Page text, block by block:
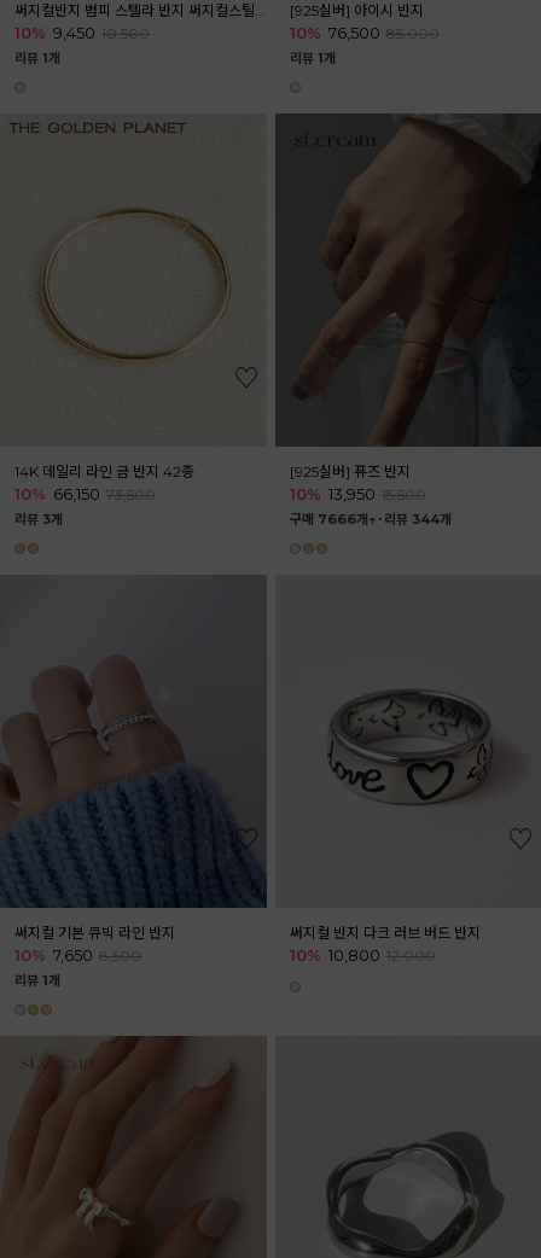
써지컬반지 범피 스텔라 반지 써지컬스틸 링 커플링
10% 9,450 10,500
리뷰 1개
[925실버] 아이시 반지
10% 76,500 85,000
리뷰 1개
14K 데일리 라인 금 반지 42종
10% 66,150 73,500
리뷰 3개
[925실버] 퓨즈 반지
10% 13,950 15,500
구매 7666개↑˙ 리뷰 344개
써지컬 기본 큐빅 라인 반지
10% 7,650 8,500
리뷰 1개
써지컬 반지 다크 러브 버드 반지
10% 10,800 12,000